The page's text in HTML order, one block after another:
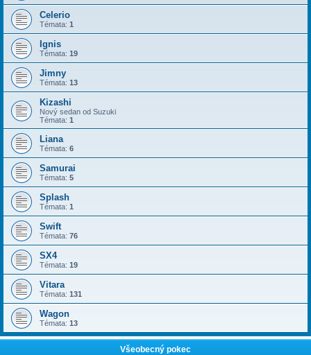
Celerio
Témata: 1
Ignis
Témata: 19
Jimny
Témata: 13
Kizashi
Nový sedan od Suzuki
Témata: 1
Liana
Témata: 6
Samurai
Témata: 5
Splash
Témata: 1
Swift
Témata: 76
SX4
Témata: 19
Vitara
Témata: 131
Wagon
Témata: 13
Všeobecný pokec